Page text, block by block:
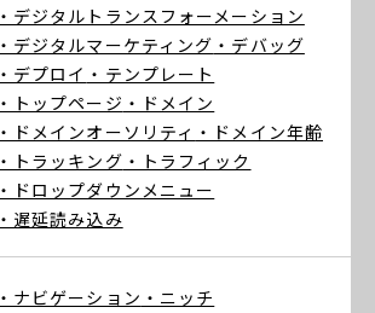
・デジタルトランスフォーメーション
・デジタルマーケティング ・デバッグ
・デプロイ ・テンプレート
・トップページ ・ドメイン
・ドメインオーソリティ ・ドメイン年齢
・トラッキング ・トラフィック
・ドロップダウンメニュー
・遅延読み込み
・ナビゲーション ・ニッチ